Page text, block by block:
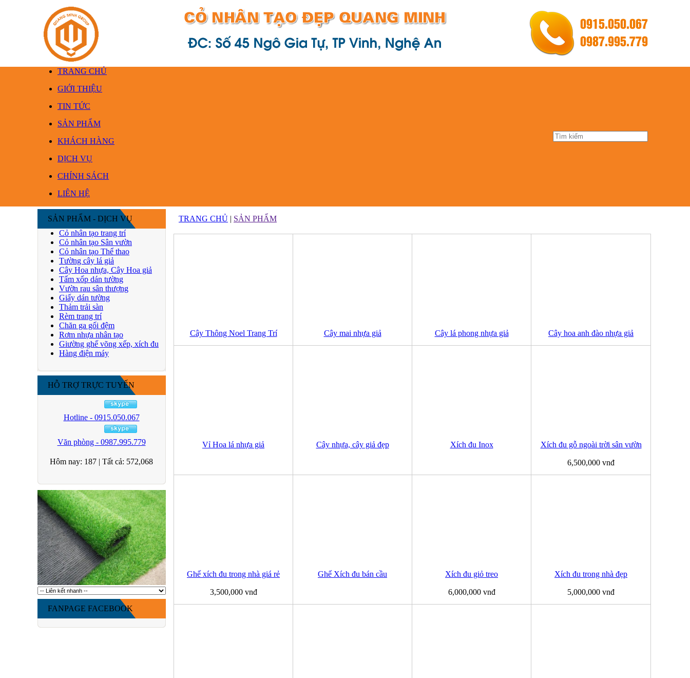
TRANG CHỦ
GIỚI THIỆU
TIN TỨC
SẢN PHẨM
KHÁCH HÀNG
DỊCH VỤ
CHÍNH SÁCH
LIÊN HỆ
SẢN PHẨM - DỊCH VỤ
Cỏ nhân tạo trang trí
Cỏ nhân tạo Sân vườn
Cỏ nhân tạo Thể thao
Tường cây lá giả
Cây Hoa nhựa, Cây Hoa giả
Tấm xốp dán tường
Vườn rau sân thượng
Giấy dán tường
Thảm trải sàn
Rèm trang trí
Chăn ga gối đệm
Rơm nhựa nhân tạo
Giường ghế võng xếp, xích đu
Hàng điện máy
HỖ TRỢ TRỰC TUYẾN
Hotline - 0915.050.067
Văn phòng - 0987.995.779
Hôm nay: 187 | Tất cả: 572,068
FANPAGE FACEBOOK
TRANG CHỦ | SẢN PHẨM
Cây Thông Noel Trang Trí Cây mai nhựa giả Cây lá phong nhựa giả Cây hoa anh đào nhựa giả
Vỉ Hoa lá nhựa giả Cây nhựa, cây giả đẹp Xích đu Inox Xích đu gỗ ngoài trời sân vườn
6,500,000 vnđ
Ghế xích đu trong nhà giá rẻ
3,500,000 vnđ
Ghế Xích đu bán cầu Xích đu giỏ treo
6,000,000 vnđ
Xích đu trong nhà đẹp
5,000,000 vnđ